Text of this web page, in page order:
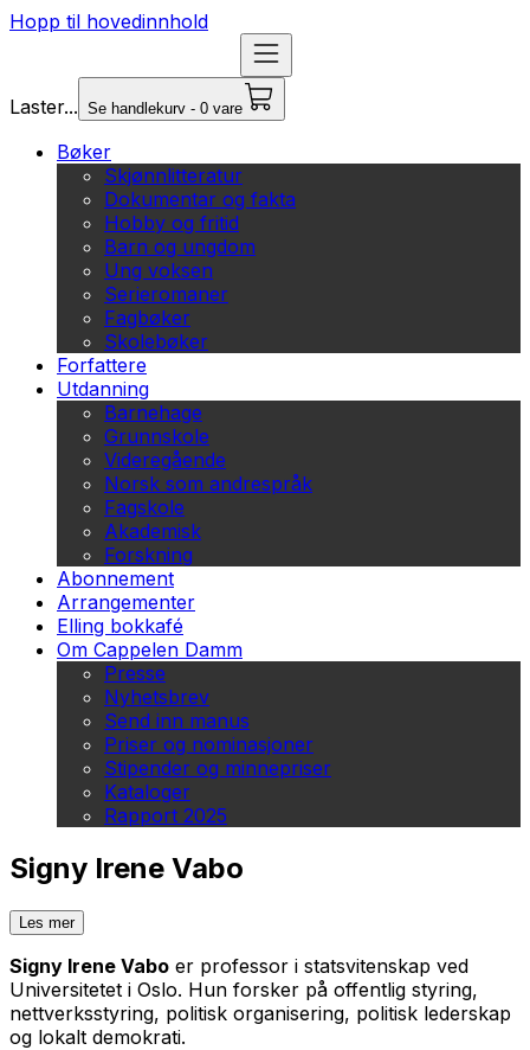
Hopp til hovedinnhold
Laster... Se handlekurv - 0 vare
Bøker
Skjønnlitteratur
Dokumentar og fakta
Hobby og fritid
Barn og ungdom
Ung voksen
Serieromaner
Fagbøker
Skolebøker
Forfattere
Utdanning
Barnehage
Grunnskole
Videregående
Norsk som andrespråk
Fagskole
Akademisk
Forskning
Abonnement
Arrangementer
Elling bokkafé
Om Cappelen Damm
Presse
Nyhetsbrev
Send inn manus
Priser og nominasjoner
Stipender og minnepriser
Kataloger
Rapport 2025
Signy Irene Vabo
Les mer
Signy Irene Vabo er professor i statsvitenskap ved
Universitetet i Oslo. Hun forsker på offentlig styring,
nettverksstyring, politisk organisering, politisk lederskap
og lokalt demokrati.